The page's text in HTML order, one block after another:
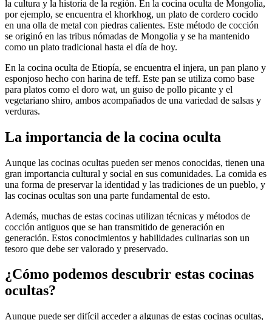
la cultura y la historia de la región. En la cocina oculta de Mongolia,
por ejemplo, se encuentra el khorkhog, un plato de cordero cocido
en una olla de metal con piedras calientes. Este método de cocción
se originó en las tribus nómadas de Mongolia y se ha mantenido
como un plato tradicional hasta el día de hoy.
En la cocina oculta de Etiopía, se encuentra el injera, un pan plano y
esponjoso hecho con harina de teff. Este pan se utiliza como base
para platos como el doro wat, un guiso de pollo picante y el
vegetariano shiro, ambos acompañados de una variedad de salsas y
verduras.
La importancia de la cocina oculta
Aunque las cocinas ocultas pueden ser menos conocidas, tienen una
gran importancia cultural y social en sus comunidades. La comida es
una forma de preservar la identidad y las tradiciones de un pueblo, y
las cocinas ocultas son una parte fundamental de esto.
Además, muchas de estas cocinas utilizan técnicas y métodos de
cocción antiguos que se han transmitido de generación en
generación. Estos conocimientos y habilidades culinarias son un
tesoro que debe ser valorado y preservado.
¿Cómo podemos descubrir estas cocinas
ocultas?
Aunque puede ser difícil acceder a algunas de estas cocinas ocultas,